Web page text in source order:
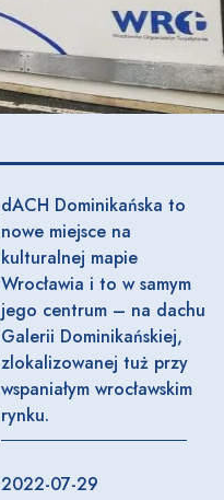
dACH Dominikańska to
nowe miejsce na
kulturalnej mapie
Wrocławia i to w samym
jego centrum – na dachu
Galerii Dominikańskiej,
zlokalizowanej tuż przy
wspaniałym wrocławskim
rynku.
2022-07-29